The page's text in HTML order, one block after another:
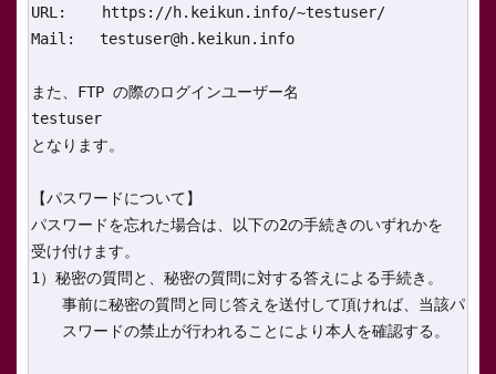
URL:    https://h.keikun.info/~testuser/
Mail:　 testuser@h.keikun.info
また、FTP の際のログインユーザー名
testuser
となります。
【パスワードについて】
パスワードを忘れた場合は、以下の2の手続きのいずれかを
受け付けます。
1）秘密の質問と、秘密の質問に対する答えによる手続き。
事前に秘密の質問と同じ答えを送付して頂ければ、当該パ
スワードの禁止が行われることにより本人を確認する。